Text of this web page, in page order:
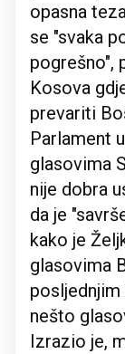
opasna
se "svaka
pogrešno",
Kosova
prevariti
Parlament
glasovima
nije dobra
da je
kako je
glasovima
nešto
Izrazio je,